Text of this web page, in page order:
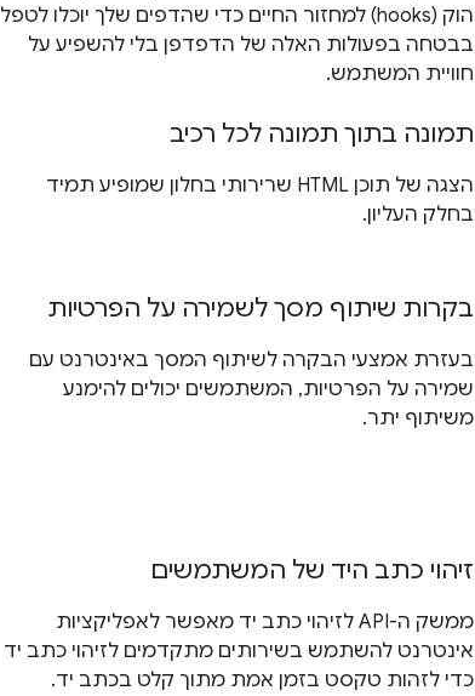
הוק (hooks) למחזור החיים כדי שהדפים שלך יוכלו לטפל
בבטחה בפעולות האלה של הדפדפן בלי להשפיע על
חוויית המשתמש.
תמונה בתוך תמונה לכל רכיב
הצגה של תוכן HTML שרירותי בחלון שמופיע תמיד
בחלק העליון.
בקרות שיתוף מסך לשמירה על הפרטיות
בעזרת אמצעי הבקרה לשיתוף המסך באינטרנט עם
שמירה על הפרטיות, המשתמשים יכולים להימנע
משיתוף יתר.
זיהוי כתב היד של המשתמשים
ממשק ה-API לזיהוי כתב יד מאפשר לאפליקציות
אינטרנט להשתמש בשירותים מתקדמים לזיהוי כתב יד
כדי לזהות טקסט בזמן אמת מתוך קלט בכתב יד.